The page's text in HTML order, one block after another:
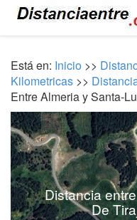
Está en: Inicio >>
Kilometricas >>
Entre Almeria y Santa-
Distancia
De